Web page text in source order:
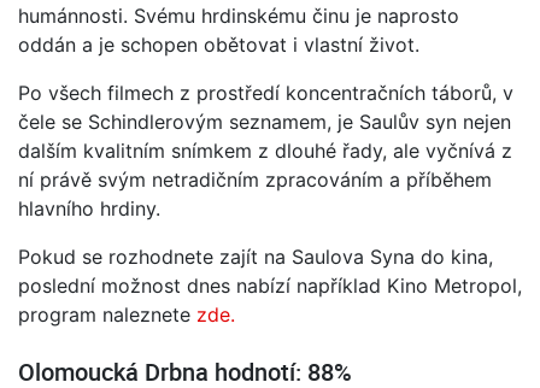
humánnosti. Svému hrdinskému činu je naprosto
oddán a je schopen obětovat i vlastní život.
Po všech filmech z prostředí koncentračních táborů, v
čele se Schindlerovým seznamem, je Saulův syn nejen
dalším kvalitním snímkem z dlouhé řady, ale vyčnívá z
ní právě svým netradičním zpracováním a příběhem
hlavního hrdiny.
Pokud se rozhodnete zajít na Saulova Syna do kina,
poslední možnost dnes nabízí například Kino Metropol,
program naleznete zde.
Olomoucká Drbna hodnotí: 88%